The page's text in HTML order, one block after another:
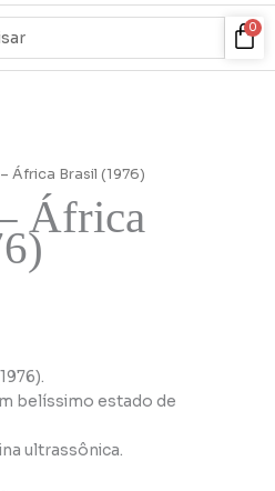
0
África Brasil (1976)
África
belíssimo estado de
ultrassônica.